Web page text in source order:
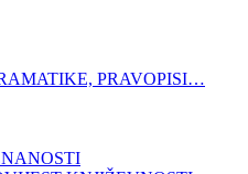
PRAVOPISI…